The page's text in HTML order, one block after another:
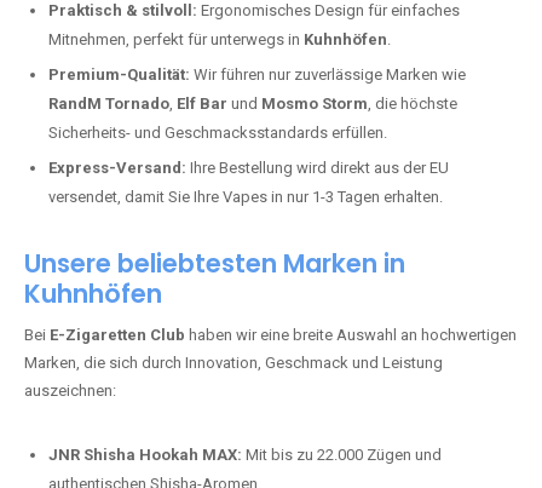
Praktisch & stilvoll: Ergonomisches Design für einfaches
Mitnehmen, perfekt für unterwegs in Kuhnhöfen.
Premium-Qualität: Wir führen nur zuverlässige Marken wie
RandM Tornado, Elf Bar und Mosmo Storm, die höchste
Sicherheits- und Geschmacksstandards erfüllen.
Express-Versand: Ihre Bestellung wird direkt aus der EU
versendet, damit Sie Ihre Vapes in nur 1-3 Tagen erhalten.
Unsere beliebtesten Marken in
Kuhnhöfen
Bei E-Zigaretten Club haben wir eine breite Auswahl an hochwertigen
Marken, die sich durch Innovation, Geschmack und Leistung
auszeichnen:
JNR Shisha Hookah MAX: Mit bis zu 22.000 Zügen und
authentischen Shisha-Aromen.